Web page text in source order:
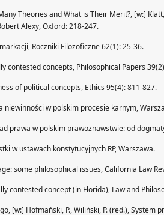
Theories and What is Their Merit?, [w:]
Alexy, Oxford: 218-247.
Roczniki Filozoficzne 62(1): 25-36.
contested concepts, Philosophical Papers
of political concepts, Ethics 95(4): 811-827.
niewinności w polskim procesie karnym,
prawa w polskim prawoznawstwie: od
w ustawach konstytucyjnych RP, Warszawa.
some philosophical issues, California Law
contested concept (in Florida), Law and
[w:] Hofmański, P., Wiliński, P. (red.), System